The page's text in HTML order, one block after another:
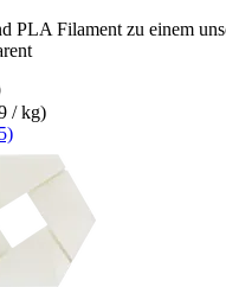
PLA Filament zu einem
/ kg)